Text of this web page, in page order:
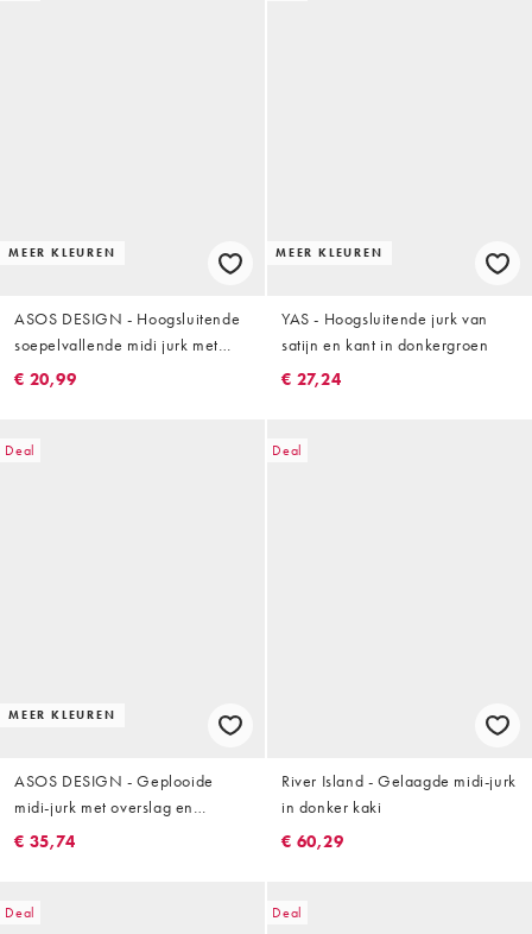
MEER KLEUREN
ASOS DESIGN - Hoogsluitende
soepelvallende midi jurk met
plooien in olijfgroen
€ 20,99
MEER KLEUREN
YAS - Hoogsluitende jurk van
satijn en kant in donkergroen
€ 27,24
Deal
MEER KLEUREN
ASOS DESIGN - Geplooide
midi-jurk met overslag en
uitsnijding in groen
€ 35,74
Deal
River Island - Gelaagde midi-jurk
in donker kaki
€ 60,29
Deal Deal